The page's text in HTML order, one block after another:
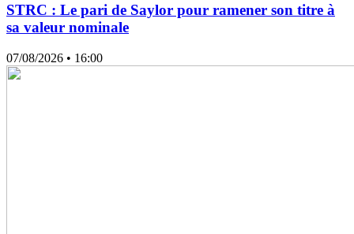
STRC : Le pari de Saylor pour ramener son titre à
sa valeur nominale
07/08/2026 • 16:00